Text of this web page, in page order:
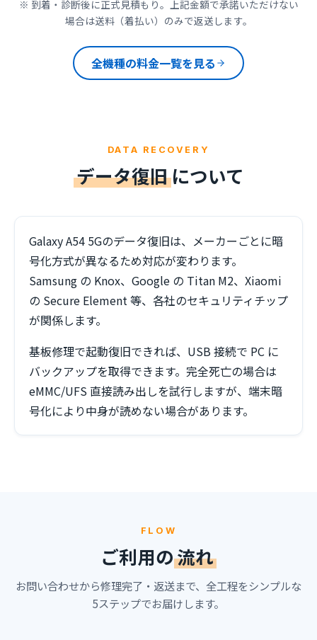
※ 到着・診断後に正式見積もり。上記金額で承諾いただけない
場合は送料（着払い）のみで返送します。
全機種の料金一覧を見る
DATA RECOVERY
データ復旧について
Galaxy A54 5Gのデータ復旧は、メーカーごとに暗
号化方式が異なるため対応が変わります。
Samsung の Knox、Google の Titan M2、Xiaomi
の Secure Element 等、各社のセキュリティチップ
が関係します。
基板修理で起動復旧できれば、USB 接続で PC に
バックアップを取得できます。完全死亡の場合は
eMMC/UFS 直接読み出しを試行しますが、端末暗
号化により中身が読めない場合があります。
FLOW
ご利用の流れ
お問い合わせから修理完了・返送まで、全工程をシンプルな
5ステップでお届けします。